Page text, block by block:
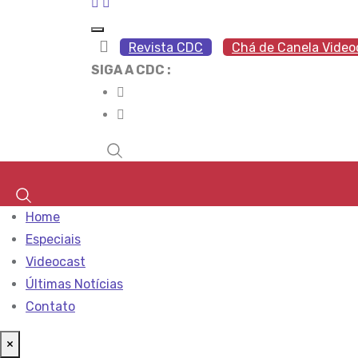
Revista CDC
Chá de Canela
SIGA A CDC :
Home
Especiais
Videocast
Últimas Notícias
Contato
×